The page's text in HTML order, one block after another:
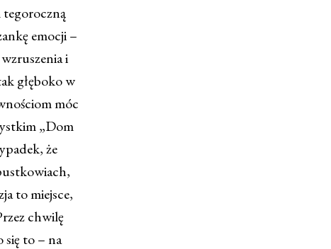
tegoroczną
emocji –
i
głęboko w
móc
„Dom
że
to miejsce,
chwilę
się to – na